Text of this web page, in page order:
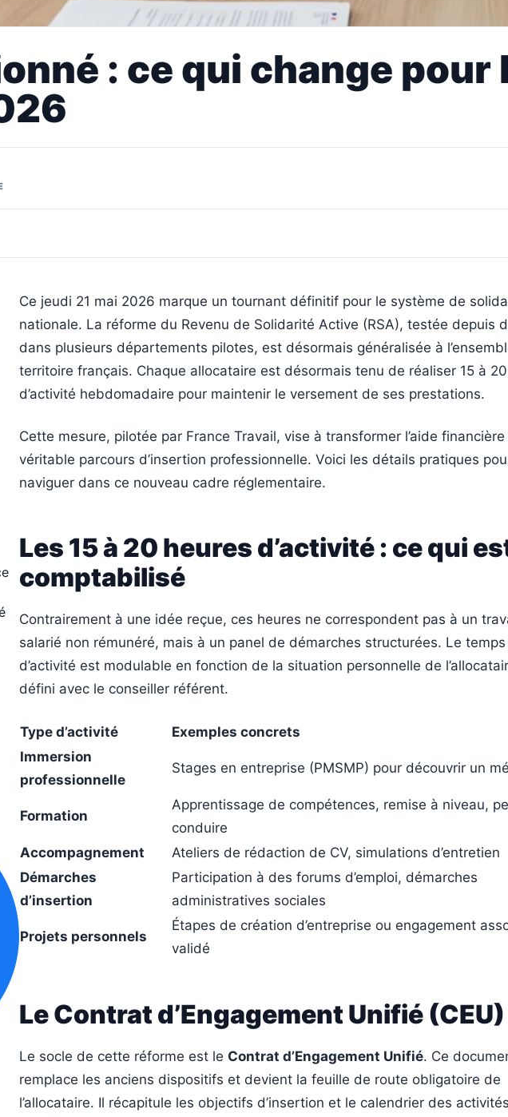
: ce qui change
Ce jeudi 21 mai 2026 marque un tournant définitif pour le système de
nationale. La réforme du Revenu de Solidarité Active (RSA), testée depuis
dans plusieurs départements pilotes, est désormais généralisée à
territoire français. Chaque allocataire est désormais tenu de réaliser 15 à
d’activité hebdomadaire pour maintenir le versement de ses prestations.
Cette mesure, pilotée par France Travail, vise à transformer l’aide financière
véritable parcours d’insertion professionnelle. Voici les détails pratiques
naviguer dans ce nouveau cadre réglementaire.
Les 15 à 20 heures d’activité : ce qui
comptabilisé
Contrairement à une idée reçue, ces heures ne correspondent pas à un
salarié non rémunéré, mais à un panel de démarches structurées. Le temps
d’activité est modulable en fonction de la situation personnelle de
défini avec le conseiller référent.
Type d’activité
Exemples concrets
Immersion
professionnelle
Stages en entreprise (PMSMP) pour découvrir un
Formation
Apprentissage de compétences, remise à niveau,
conduire
Accompagnement
Ateliers de rédaction de CV, simulations d’entretien
Démarches
d’insertion
Participation à des forums d’emploi, démarches
administratives sociales
Projets personnels
Étapes de création d’entreprise ou engagement
validé
Le Contrat d’Engagement Unifié (CEU)
Le socle de cette réforme est le Contrat d’Engagement Unifié. Ce
remplace les anciens dispositifs et devient la feuille de route obligatoire de
l’allocataire. Il récapitule les objectifs d’insertion et le calendrier des activités